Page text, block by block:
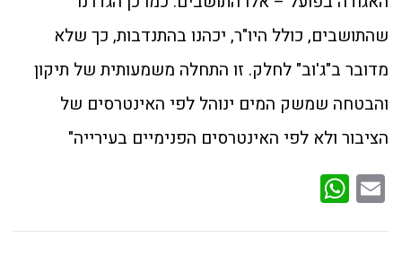
שהתושבים, כולל היו"ר, יכהנו בהתנדבות, כך שלא
מדובר ב"ג'וב" לחלק. זו התחלה משמעותית של תיקון
והבטחה שמשק המים ינוהל לפי האינטרסים של
הציבור ולא לפי האינטרסים הפנימיים בעירייה"
Email